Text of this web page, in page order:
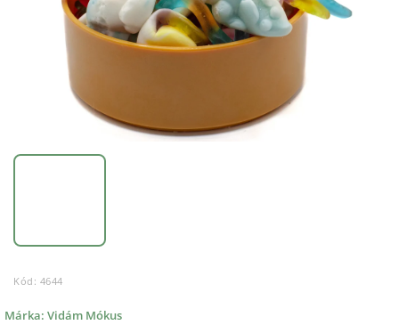
Kód: 4644
Márka: Vidám Mókus